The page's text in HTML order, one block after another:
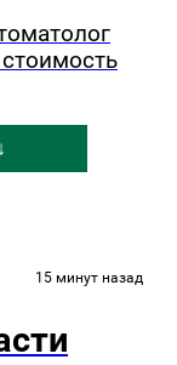
15 минут назад